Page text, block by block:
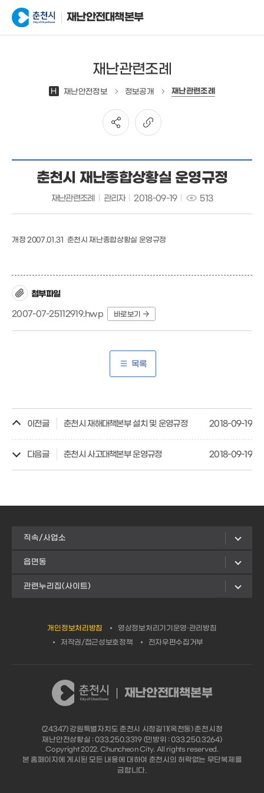
재난안전대책본부
재난관련조례
H 재난안전정보 정보공개 재난관련조례
춘천시 재난종합상황실 운영규정
재난관련조례 관리자 2018-09-19 513
개정 2007.01.31 춘천시 재난종합상황실 운영규정
첨부파일
2007-07-25112919.hwp
바로보기
목록
이전글 춘천시 재해대책본부 설치 및 운영규정 2018-09-19
다음글 춘천시 사고대책본부 운영규정 2018-09-19
직속/사업소
읍면동
관련누리집(사이트)
개인정보처리방침
영상정보처리기기운영·관리방침
저작권/접근성보호정책
전자우편수집거부
재난안전대책본부
(24347) 강원특별자치도 춘천시 시청길11(옥천동) 춘천시청
재난안전상황실 : 033.250.3319 (민방위 : 033.250.3264)
Copyright 2022. Chuncheon City. All rights reserved.
본 홈페이지에 게시된 모든 내용에 대하여 춘천시의 허락없는 무단복제를
금합니다.